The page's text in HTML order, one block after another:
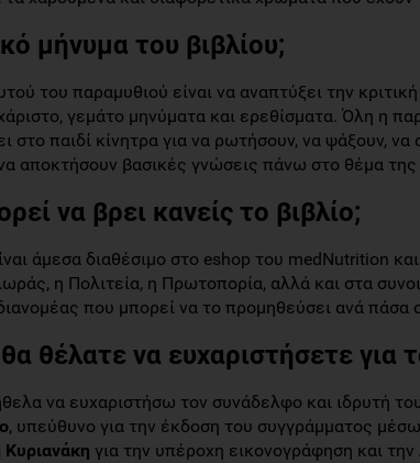
μήνυμα του βιβλίου;
του παραμυθιού είναι να αναπτύξει την
γεμάτο μηνύματα και ερεθίσματα. Όλη η
στο παιδί κίνητρα για να ρωτήσουν, να ψάξουν,
αποκτήσουν βασικές γνώσεις πάνω στο θέμα
να βρει κανείς το βιβλίο;
άμεσα διαθέσιμο στο eshop του medNutrition
η Πολιτεία, η Πρωτοπορία, αλλά και στα
που μπορεί να το προμηθεύσει ανά πάσα
θέλατε να ευχαριστήσετε για
να ευχαριστήσω τον συνάδελφο και ιδρυτή
, υπεύθυνο για την έκδοση του συγγράμματος
για την υπέροχη εικονογράφηση και την